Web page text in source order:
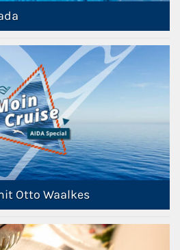
Otto Waalkes